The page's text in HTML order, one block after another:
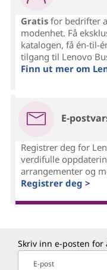
Gratisfor bedrifter
modenhet. Få
katalogen, få én-til-
tilgang til Lenovo
Finn ut mer om
E-
Registrer deg for
verdifulle
arrangementer og
Registrer deg >
Skriv inn e-posten
E-post